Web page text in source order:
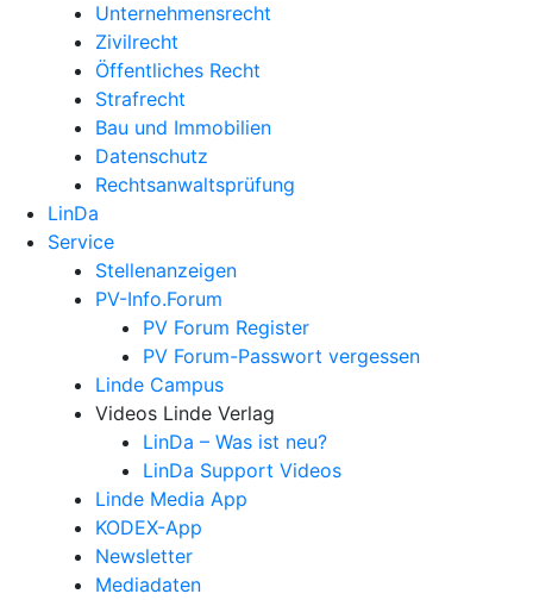
Unternehmens­recht
Zivilrecht
Öffentliches Recht
Strafrecht
Bau und Immobilien
Datenschutz
Rechtsanwalts­prüfung
LinDa
Service
Stellenanzeigen
PV-Info.Forum
PV Forum Register
PV Forum-Passwort vergessen
Linde Campus
Videos Linde Verlag
LinDa – Was ist neu?
LinDa Support Videos
Linde Media App
KODEX-App
Newsletter
Mediadaten